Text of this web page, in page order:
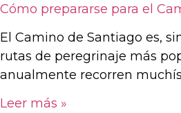
Cómo prepararse para el
El Camino de Santiago es,
rutas de peregrinaje más
anualmente recorren
Leer más »